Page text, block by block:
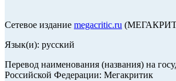
Сетевое издание megacritic.ru
Язык(и): русский
Перевод наименования (названия) на
Российской Федерации: Мегакритик